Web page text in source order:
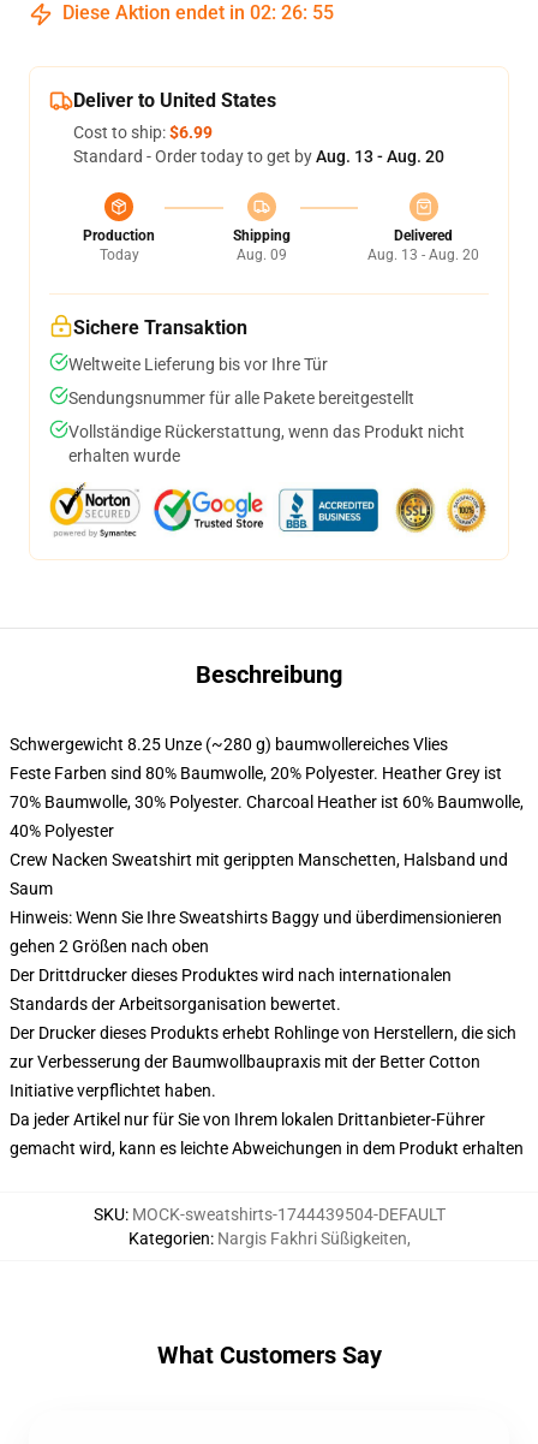
Diese Aktion endet in 02: 26: 54
Deliver to United States
Cost to ship:$6.99
Standard - Order today to get byAug. 13 - Aug. 20
Production
Today
Shipping
Aug. 09
Delivered
Aug. 13 - Aug. 20
Sichere Transaktion
Weltweite Lieferung bis vor Ihre Tür
Sendungsnummer für alle Pakete bereitgestellt
Vollständige Rückerstattung, wenn das Produkt nicht
erhalten wurde
Beschreibung
Schwergewicht 8.25 Unze (~280 g) baumwollereiches Vlies
Feste Farben sind 80% Baumwolle, 20% Polyester. Heather Grey ist
70% Baumwolle, 30% Polyester. Charcoal Heather ist 60% Baumwolle,
40% Polyester
Crew Nacken Sweatshirt mit gerippten Manschetten, Halsband und
Saum
Hinweis: Wenn Sie Ihre Sweatshirts Baggy und überdimensionieren
gehen 2 Größen nach oben
Der Drittdrucker dieses Produktes wird nach internationalen
Standards der Arbeitsorganisation bewertet.
Der Drucker dieses Produkts erhebt Rohlinge von Herstellern, die sich
zur Verbesserung der Baumwollbaupraxis mit der Better Cotton
Initiative verpflichtet haben.
Da jeder Artikel nur für Sie von Ihrem lokalen Drittanbieter-Führer
gemacht wird, kann es leichte Abweichungen in dem Produkt erhalten
SKU: MOCK-sweatshirts-1744439504-DEFAULT
Kategorien: Nargis Fakhri Süßigkeiten,
What Customers Say